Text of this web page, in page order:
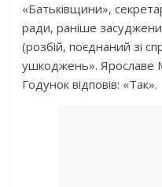
«Батьківщини»,
ради, раніше
(розбій, поєднаний зі
ушкоджень». Ярославе
Годунок відповів: «Так».